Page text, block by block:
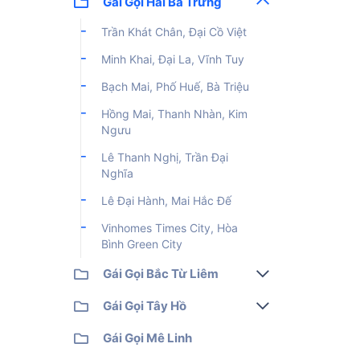
Vũ
Xuân Thủy, Dịch Vọng
Trung Hòa, Trần Kim Xuyến
Trần Đăng Ninh, Chùa Hà
Mai Anh Tuấn, Đặng Tiến
Mễ Trì, Phú Đô, Vườn Cam
Miếu Đầm, Đỗ Đức Dục
Keangnam, Vinhomes Skylake
Vũ Trọng Phụng, Ngụy Như
Kon Tum
Tưởng
Khuất Duy Tiến, Nguyễn Quý
Đức
Vinhomes Royal City, King
Palace
Tô Hiệu, Hà Trì, Cầu Đơ
Vạn Phúc, Nguyễn Thanh Bình
Hà
Thịnh Liệt, Pháp Vân, Giáp Nhị
Nguyễn Khoái, Thúy Lĩnh
Bồ Đề, Hồng Tiến, Cổ Linh
Đàm Quang Trung, Chu Huy
Mân
Vinhomes Riverside, Khu Đô
Thị Việt Hưng
Trần Khát Chân, Đại Cồ Việt
Minh Khai, Đại La, Vĩnh Tuy
Bạch Mai, Phố Huế, Bà Triệu
Hồng Mai, Thanh Nhàn, Kim
Ngưu
Lê Thanh Nghị, Trần Đại
Nghĩa
Lê Đại Hành, Mai Hắc Đế
Vinhomes Times City, Hòa
Bình Green City
Gái Gọi Bắc Từ Liêm
Cầu Diễn, Văn Tiến Dũng
Đức Diễn, Phú Diễn
Gái Gọi Tây Hồ
Võ Chí Công, Lạc Long Quân,
Gái Gọi Mê Linh